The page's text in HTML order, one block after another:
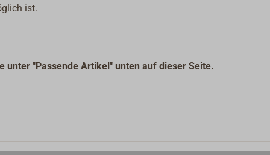
ist.
unter "Passende Artikel" unten auf dieser Seite.